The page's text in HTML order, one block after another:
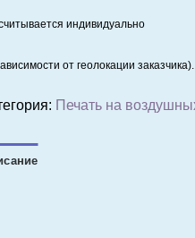
индивидуально
от геолокации заказчика).
Печать на